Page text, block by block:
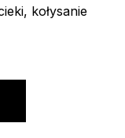
kołysanie